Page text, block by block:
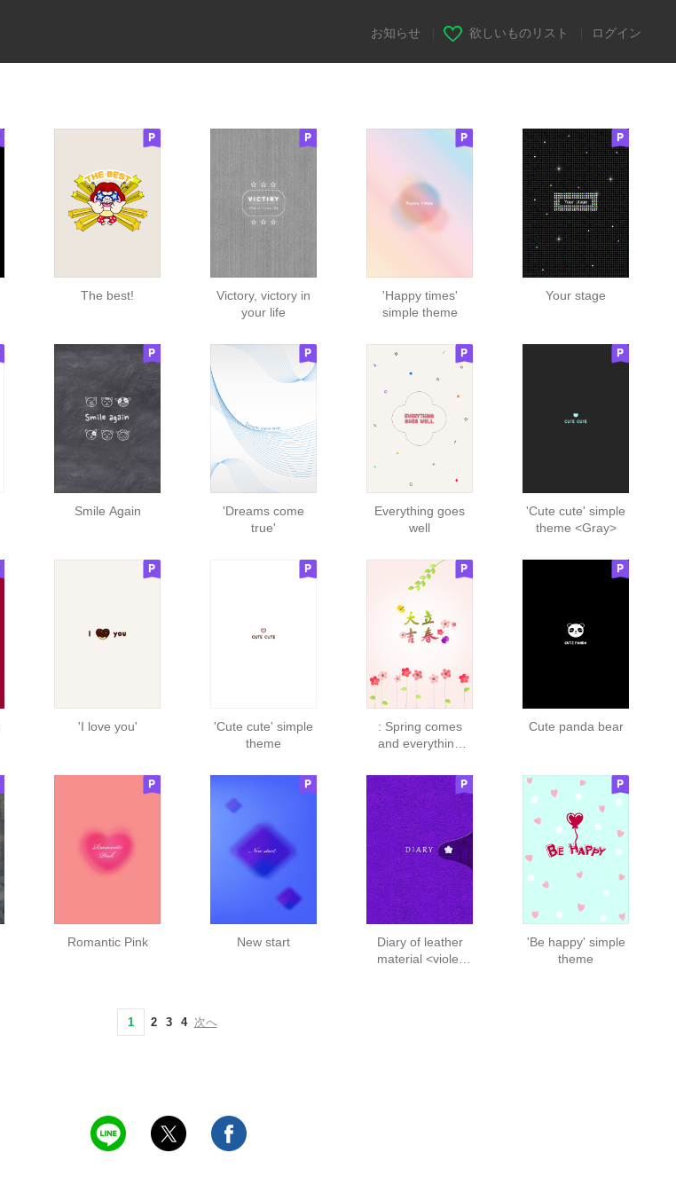
お知らせ 欲しいものリスト ログイン
The best!
Victory, victory in
your life
'Happy times'
simple theme
Your stage
Smile Again
'Dreams come
true'
Everything goes
well
'Cute cute' simple
theme <Gray>
'I love you'
'Cute cute' simple
theme
: Spring comes
and everything
Cute panda bear
Romantic Pink New start
Diary of leather
material <violet
'Be happy' simple
theme
1 2 3 4 次へ